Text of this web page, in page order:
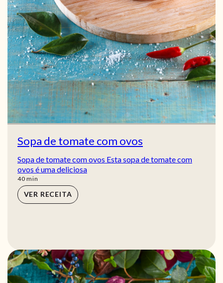
Sopa de tomate com ovos
Sopa de tomate com ovos Esta sopa de tomate com
ovos é uma deliciosa
40min
min
VER RECEITA